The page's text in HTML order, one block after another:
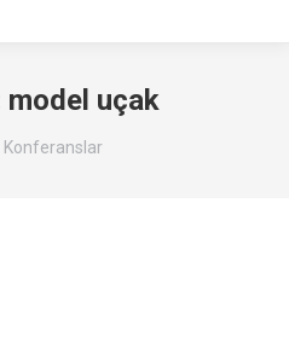
model uçak
Konferanslar